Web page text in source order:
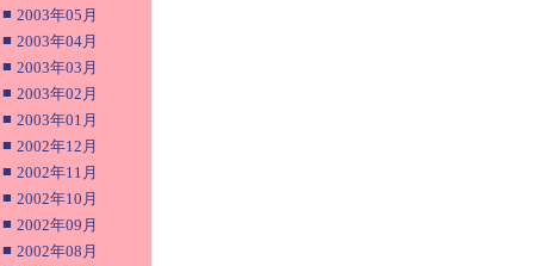
■ 2003年05月
■ 2003年04月
■ 2003年03月
■ 2003年02月
■ 2003年01月
■ 2002年12月
■ 2002年11月
■ 2002年10月
■ 2002年09月
■ 2002年08月